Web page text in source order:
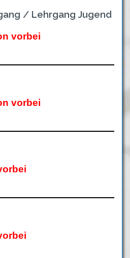
/ Lehrgang Jugend
vorbei
vorbei